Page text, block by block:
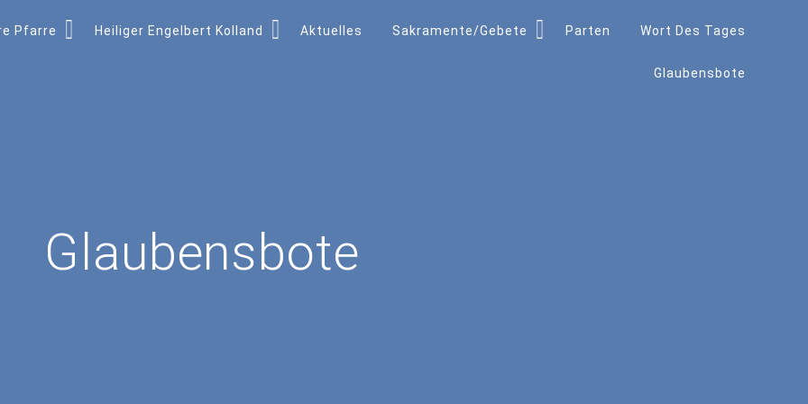
Pfarre Heiliger Engelbert Kolland Aktuelles Sakramente/Gebete Parten Wort Des Tages
Glaubensbote
Glaubensbote